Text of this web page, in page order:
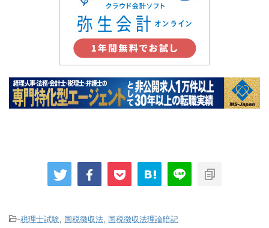
-税理士試験 国税徴収法 国税徴収法理論暗記